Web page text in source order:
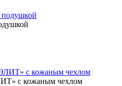
с кожаным чехлом